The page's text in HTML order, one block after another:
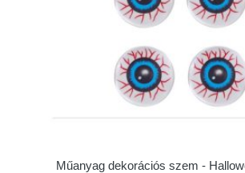
Műanyag dekorációs szem -